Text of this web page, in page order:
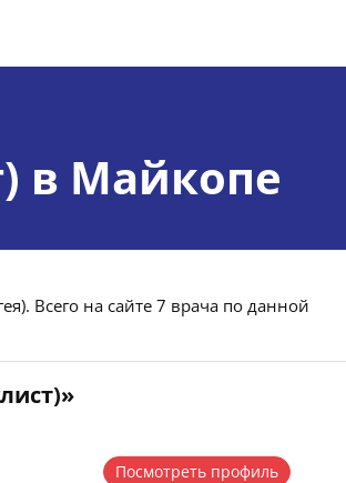
в Майкопе
Всего на сайте 7 врача по данной
Посмотреть профиль